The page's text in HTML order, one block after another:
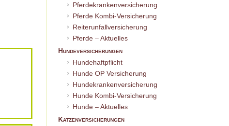
Pferdekrankenversicherung
Pferde Kombi-Versicherung
Reiterunfallversicherung
Pferde – Aktuelles
Hundeversicherungen
Hundehaftpflicht
Hunde OP Versicherung
Hundekrankenversicherung
Hunde Kombi-Versicherung
Hunde – Aktuelles
Katzenversicherungen